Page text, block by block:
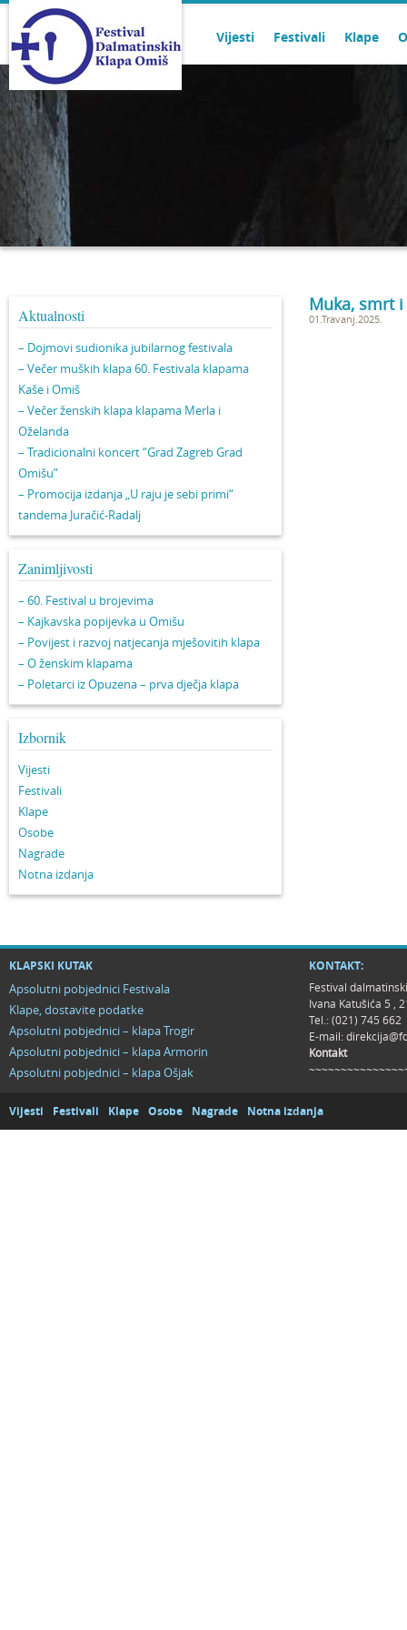
Vijesti Festivali Klape
Aktualnosti
– Dojmovi sudionika jubilarnog festivala
– Večer muških klapa 60. Festivala klapama
Kaše i Omiš
– Večer ženskih klapa klapama Merla i
Oželanda
– Tradicionalni koncert “Grad Zagreb Grad
Omišu”
– Promocija izdanja „U raju je sebi primi“
tandema Juračić-Radalj
Zanimljivosti
– 60. Festival u brojevima
– Kajkavska popijevka u Omišu
– Povijest i razvoj natjecanja mješovitih klapa
– O ženskim klapama
– Poletarci iz Opuzena – prva dječja klapa
Izbornik
Vijesti
Festivali
Klape
Osobe
Nagrade
Notna izdanja
Muka, smrt
01.Travanj.2025.
KLAPSKI KUTAK
Apsolutni pobjednici Festivala
Klape, dostavite podatke
Apsolutni pobjednici – klapa Trogir
Apsolutni pobjednici – klapa Armorin
Apsolutni pobjednici – klapa Ošjak
KONTAKT:
Festival
Ivana Katušića 5 ,
Tel.: (021) 745 662
E-mail:
Kontakt
Vijesti Festivali Klape Osobe Nagrade Notna izdanja